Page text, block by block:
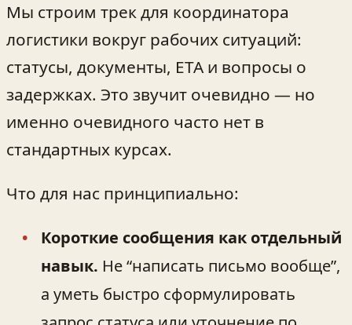
Мы строим трек для координатора
логистики вокруг рабочих ситуаций:
статусы, документы, ETA и вопросы о
задержках. Это звучит очевидно — но
именно очевидного часто нет в
стандартных курсах.
Что для нас принципиально:
Короткие сообщения как отдельный
навык. Не “написать письмо вообще”,
а уметь быстро сформулировать